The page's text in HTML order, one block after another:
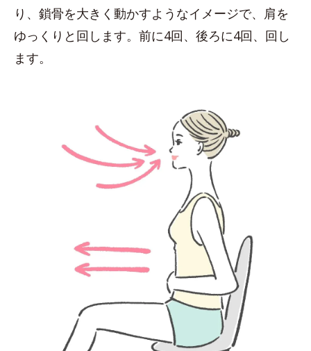
り、鎖骨を大きく動かすようなイメージで、肩を
ゆっくりと回します。前に4回、後ろに4回、回し
ます。